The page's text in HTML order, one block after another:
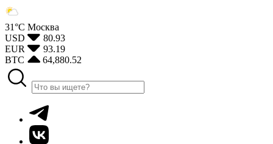
31°С Москва
USD
80.93
EUR
93.19
BTC
64,880.52